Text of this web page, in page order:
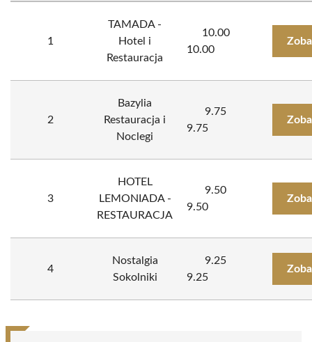
1
TAMADA -
Hotel i
Restauracja
10.00
10.00
2
Bazylia
Restauracja i
Noclegi
9.75
9.75
3
HOTEL
LEMONIADA -
RESTAURACJA
9.50
9.50
4
Nostalgia
Sokolniki
9.25
9.25